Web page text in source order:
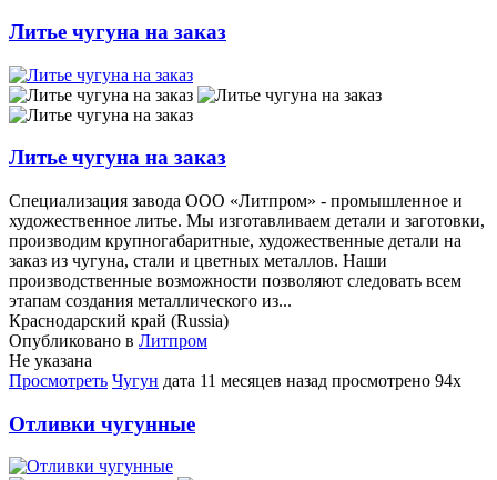
Литье чугуна на заказ
Литье чугуна на заказ
Специализация завода ООО «Литпром» - промышленное и
художественное литье. Мы изготавливаем детали и заготовки,
производим крупногабаритные, художественные детали на
заказ из чугуна, стали и цветных металлов. Наши
производственные возможности позволяют следовать всем
этапам создания металлического из...
Краснодарский край (Russia)
Опубликовано в Литпром
Не указана
Просмотреть Чугун дата 11 месяцев назад просмотрено 94x
Отливки чугунные